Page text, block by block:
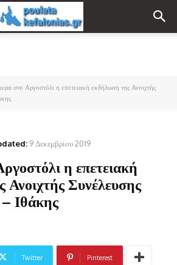
στο Αργοστόλι η επετειακή εκδήλωση της Ανοιχτής
9 Δεκεμβρίου 2019
η επετειακή
Συνέλευσης
Ιθάκης
Twitter Pinterest